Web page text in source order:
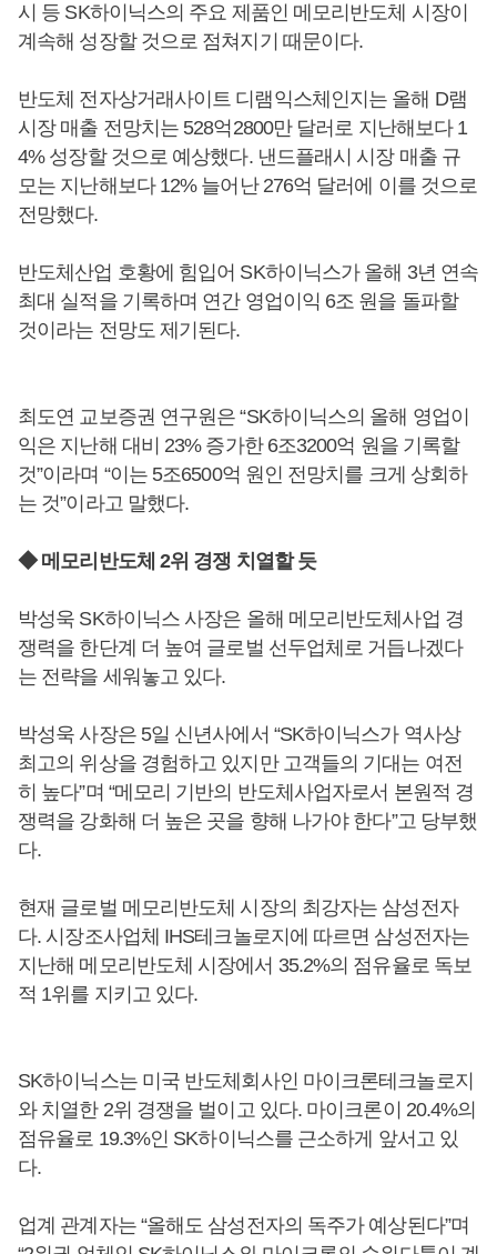
시 등 SK하이닉스의 주요 제품인 메모리반도체 시장이
계속해 성장할 것으로 점쳐지기 때문이다.
반도체 전자상거래사이트 디램익스체인지는 올해 D램
시장 매출 전망치는 528억2800만 달러로 지난해보다 1
4% 성장할 것으로 예상했다. 낸드플래시 시장 매출 규
모는 지난해보다 12% 늘어난 276억 달러에 이를 것으로
전망했다.
반도체산업 호황에 힘입어 SK하이닉스가 올해 3년 연속
최대 실적을 기록하며 연간 영업이익 6조 원을 돌파할
것이라는 전망도 제기된다.
최도연 교보증권 연구원은 “SK하이닉스의 올해 영업이
익은 지난해 대비 23% 증가한 6조3200억 원을 기록할
것”이라며 “이는 5조6500억 원인 전망치를 크게 상회하
는 것”이라고 말했다.
◆ 메모리반도체 2위 경쟁 치열할 듯
박성욱 SK하이닉스 사장은 올해 메모리반도체사업 경
쟁력을 한단계 더 높여 글로벌 선두업체로 거듭나겠다
는 전략을 세워놓고 있다.
박성욱 사장은 5일 신년사에서 “SK하이닉스가 역사상
최고의 위상을 경험하고 있지만 고객들의 기대는 여전
히 높다”며 “메모리 기반의 반도체사업자로서 본원적 경
쟁력을 강화해 더 높은 곳을 향해 나가야 한다”고 당부했
다.
현재 글로벌 메모리반도체 시장의 최강자는 삼성전자
다. 시장조사업체 IHS테크놀로지에 따르면 삼성전자는
지난해 메모리반도체 시장에서 35.2%의 점유율로 독보
적 1위를 지키고 있다.
SK하이닉스는 미국 반도체회사인 마이크론테크놀로지
와 치열한 2위 경쟁을 벌이고 있다. 마이크론이 20.4%의
점유율로 19.3%인 SK하이닉스를 근소하게 앞서고 있
다.
업계 관계자는 “올해도 삼성전자의 독주가 예상된다”며